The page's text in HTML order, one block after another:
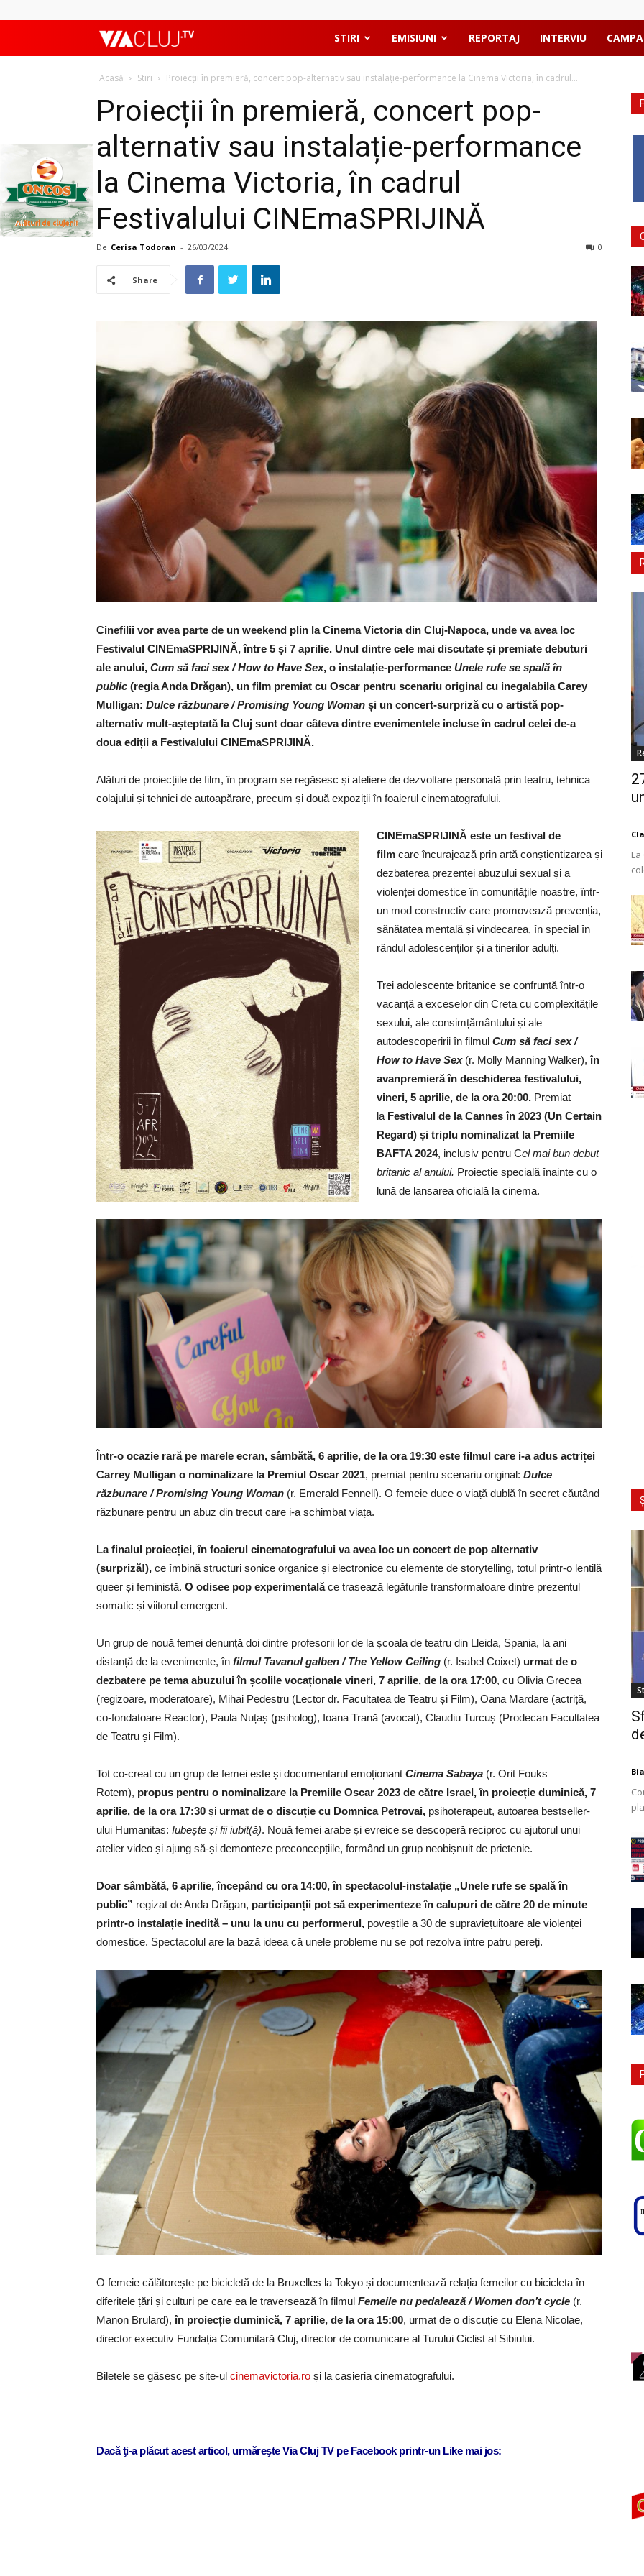
ViaClujTV STIRI EMISIUNI REPORTAJ INTERVIU
Acasă Stiri Proiecții în premieră, concert pop-alternativ sau instalație-performance la Cinema Victoria, în cadrul...
Proiecții în premieră, concert pop-
alternativ sau instalație-performance
la Cinema Victoria, în cadrul
Festivalului CINEmaSPRIJINĂ
De Cerisa Todoran - 26/03/2024 0
Share
Cinefilii vor avea parte de un weekend plin la Cinema Victoria din Cluj-Napoca, unde va avea loc
Festivalul CINEmaSPRIJINĂ, între 5 și 7 aprilie. Unul dintre cele mai discutate și premiate debuturi
ale anului, Cum să faci sex / How to Have Sex, o instalație-performance Unele rufe se spală în
public (regia Anda Drăgan), un film premiat cu Oscar pentru scenariu original cu inegalabila Carey
Mulligan: Dulce răzbunare / Promising Young Woman și un concert-surpriză cu o artistă pop-
alternativ mult-așteptată la Cluj sunt doar câteva dintre evenimentele incluse în cadrul celei de-a
doua ediții a Festivalului CINEmaSPRIJINĂ.
Alături de proiecțiile de film, în program se regăsesc și ateliere de dezvoltare personală prin teatru, tehnica
colajului și tehnici de autoapărare, precum și două expoziții în foaierul cinematografului.
CINEmaSPRIJINĂ este un festival de
film care încurajează prin artă conștientizarea și
dezbaterea prezenței abuzului sexual și a
violenței domestice în comunitățile noastre, într-
un mod constructiv care promovează prevenția,
sănătatea mentală și vindecarea, în special în
rândul adolescenților și a tinerilor adulți.
Trei adolescente britanice se confruntă într-o
vacanță a exceselor din Creta cu complexitățile
sexului, ale consimțământului și ale
autodescoperirii în filmul Cum să faci sex /
How to Have Sex(r. Molly Manning Walker), în
avanpremieră în deschiderea festivalului,
vineri, 5 aprilie, de la ora 20:00. Premiat
la Festivalul de la Cannes în 2023 (Un Certain
Regard) și triplu nominalizat la Premiile
BAFTA 2024, inclusiv pentru Cel mai bun debut
britanic al anului. Proiecție specială înainte cu o
lună de lansarea oficială la cinema.
Într-o ocazie rară pe marele ecran, sâmbătă, 6 aprilie, de la ora 19:30 este filmul care i-a adus actriței
Carrey Mulligan o nominalizare la Premiul Oscar 2021, premiat pentru scenariu original: Dulce
răzbunare / Promising Young Woman (r. Emerald Fennell). O femeie duce o viață dublă în secret căutând
răzbunare pentru un abuz din trecut care i-a schimbat viața.
La finalul proiecției, în foaierul cinematografului va avea loc un concert de pop alternativ
(surpriză!), ce îmbină structuri sonice organice și electronice cu elemente de storytelling, totul printr-o lentilă
queer și feministă. O odisee pop experimentalăce trasează legăturile transformatoare dintre prezentul
somatic și viitorul emergent.
Un grup de nouă femei denunță doi dintre profesorii lor de la școala de teatru din Lleida, Spania, la ani
distanță de la evenimente, în filmul Tavanul galben / The Yellow Ceiling (r. Isabel Coixet) urmat de o
dezbatere pe tema abuzului în școlile vocaționale vineri, 7 aprilie, de la ora 17:00, cu Olivia Grecea
(regizoare, moderatoare), Mihai Pedestru (Lector dr. Facultatea de Teatru și Film), Oana Mardare (actriță,
co-fondatoare Reactor), Paula Nuțaș (psiholog), Ioana Trană (avocat), Claudiu Turcuș (Prodecan Facultatea
de Teatru și Film).
Tot co-creat cu un grup de femei este și documentarul emoționant Cinema Sabaya (r. Orit Fouks
Rotem), propus pentru o nominalizare la Premiile Oscar 2023 de către Israel, în proiecție duminică, 7
aprilie, de la ora 17:30 și urmat de o discuție cu Domnica Petrovai, psihoterapeut, autoarea bestseller-
ului Humanitas: Iubește și fii iubit(ă). Nouă femei arabe și evreice se descoperă reciproc cu ajutorul unui
atelier video și ajung să-și demonteze preconcepțiile, formând un grup neobișnuit de prietenie.
Doar sâmbătă, 6 aprilie, începând cu ora 14:00, în spectacolul-instalație „Unele rufe se spală în
public” regizat de Anda Drăgan, participanții pot să experimenteze în calupuri de către 20 de minute
printr-o instalație inedită – unu la unu cu performerul, poveștile a 30 de supraviețuitoare ale violenței
domestice. Spectacolul are la bază ideea că unele probleme nu se pot rezolva între patru pereți.
O femeie călătorește pe bicicletă de la Bruxelles la Tokyo și documentează relația femeilor cu bicicleta în
diferitele țări și culturi pe care ea le traversează în filmul Femeile nu pedalează / Women don’t cycle (r.
Manon Brulard), în proiecție duminică, 7 aprilie, de la ora 15:00, urmat de o discuție cu Elena Nicolae,
director executiv Fundația Comunitară Cluj, director de comunicare al Turului Ciclist al Sibiului.
Biletele se găsesc pe site-ul cinemavictoria.ro și la casieria cinematografului.
Dacă ţi-a plăcut acest articol, urmăreşte Via Cluj TV pe Facebook printr-un Like mai jos: